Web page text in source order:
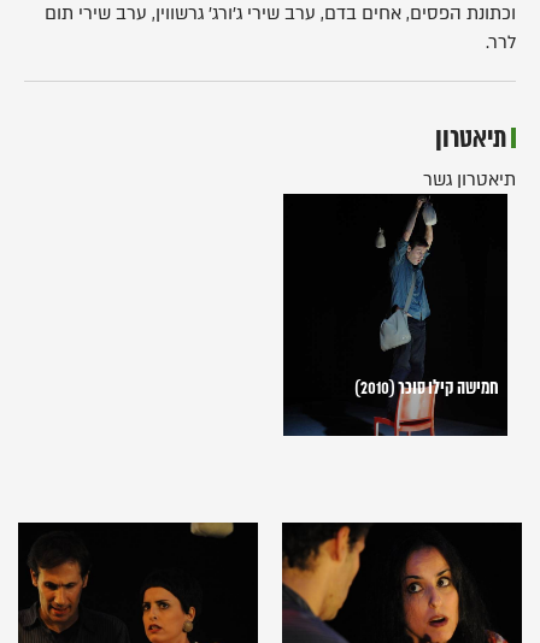
וכתונת הפסים, אחים בדם, ערב שירי ג'ורג' גרשווין, ערב שירי תום
לרר.
תיאטרון
תיאטרון גשר
חמישה קילו סוכר (2010)